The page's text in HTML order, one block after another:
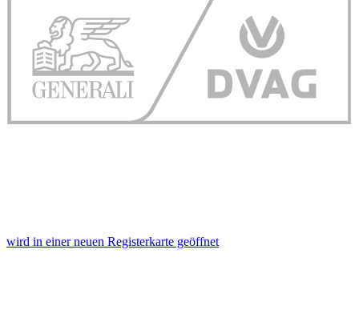
wird in einer neuen Registerkarte geöffnet